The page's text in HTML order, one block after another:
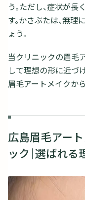
う。ただし、症状が
す。かさぶたは、無
ょう。
当クリニックの眉毛
して理想の形に近づ
眉毛アートメイクか
広島眉毛アー
ック｜選ばれる